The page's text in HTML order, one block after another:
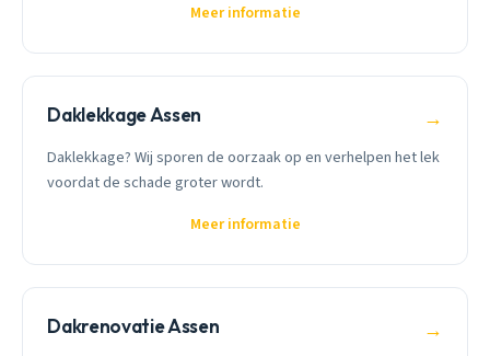
Meer informatie
Daklekkage Assen →
Daklekkage? Wij sporen de oorzaak op en verhelpen het lek
voordat de schade groter wordt.
Meer informatie
Dakrenovatie Assen →